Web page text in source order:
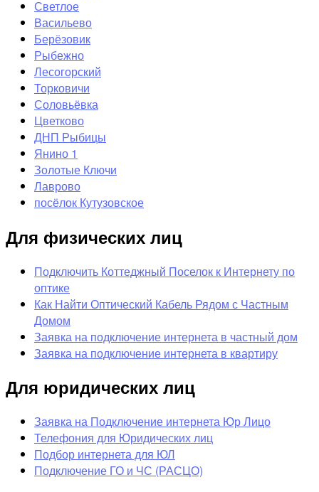
Светлое
Васильево
Берёзовик
Рыбежно
Лесогорский
Торковичи
Соловьёвка
Цветково
ДНП Рыбицы
Янино 1
Золотые Ключи
Лаврово
посёлок Кутузовское
Для физических лиц
Подключить Коттеджный Поселок к Интернету по
оптике
Как Найти Оптический Кабель Рядом с Частным
Домом
Заявка на подключение интернета в частный дом
Заявка на подключение интернета в квартиру
Для юридических лиц
Заявка на Подключение интернета Юр Лицо
Телефония для Юридических лиц
Подбор интернета для ЮЛ
Подключение ГО и ЧС (РАСЦО)